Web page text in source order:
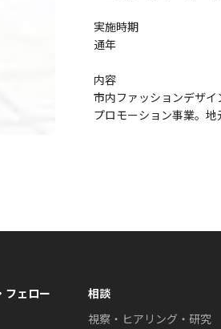
実施時期
通年
内容
市内ファッションデザイ
プロモーション事業。
フェロー
相談
視察・ヒアリング・研究